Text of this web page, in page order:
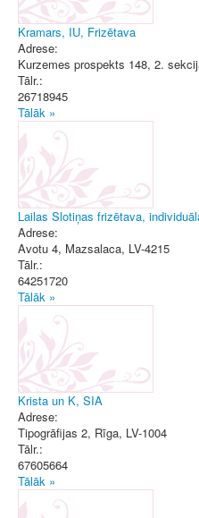
Kramars, IU, Frizētava
Adrese:
Kurzemes prospekts 148, 2.
Tālr.:
26718945
Tālāk »
Lailas Slotiņas frizētava,
Adrese:
Avotu 4, Mazsalaca, LV-4215
Tālr.:
64251720
Tālāk »
Krista un K, SIA
Adrese:
Tipogrāfijas 2, Rīga, LV-1004
Tālr.:
67605664
Tālāk »